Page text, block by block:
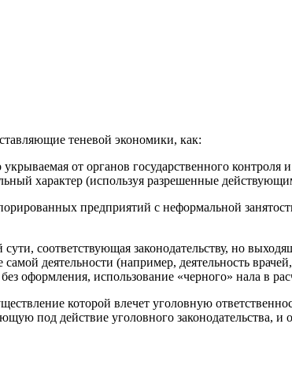
теневой экономики, как:
от органов государственного
характер (используя разрешенные
предприятий с неформальной
соответствующая законодательству, но
деятельно­сти (например, деятельность
оформления, использование «черного» нала в
которой влечет уголовную
под действие уголовного законодательства,